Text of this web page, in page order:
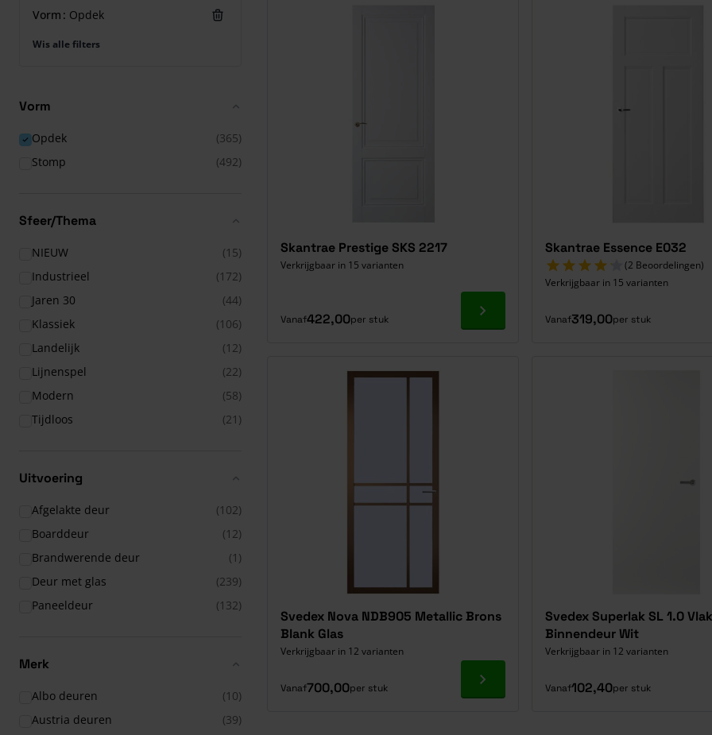
Vorm Opdek
Wis alle filters
Vorm
Opdek
(365)
Stomp
(492)
Sfeer/Thema
NIEUW
(15)
Industrieel
(172)
Jaren 30
(44)
Klassiek
(106)
Landelijk
(12)
Lijnenspel
(22)
Modern
(58)
Tijdloos
(21)
Uitvoering
Afgelakte deur
(102)
Boarddeur
(12)
Brandwerende deur
(1)
Deur met glas
(239)
Paneeldeur
(132)
Merk
Albo deuren
(10)
Austria deuren
(39)
Skantrae Prestige SKS 2217
Verkrijgbaar in 15 varianten
Vanaf422,00per stuk Ga naar product
Skantrae Essence E032
(2 Beoordelingen)
Verkrijgbaar in 15 varianten
Vanaf319,00per stuk
Svedex Nova NDB905 Metallic Brons
Blank Glas
Verkrijgbaar in 12 varianten
Vanaf700,00per stuk Ga naar product
Svedex Superlak SL 1.0
Binnendeur Wit
Verkrijgbaar in 12 varianten
Vanaf102,40per stuk